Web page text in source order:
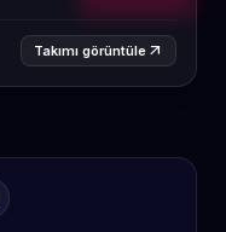
Takımı görüntüle arrow_outward